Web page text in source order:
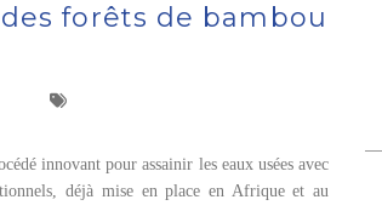
forêts de bambou
innovant pour assainir les eaux usées avec
déjà mise en place en Afrique et au